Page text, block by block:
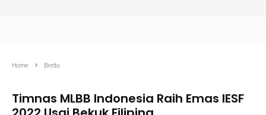
Home Berita
Timnas MLBB Indonesia Raih Emas IESF